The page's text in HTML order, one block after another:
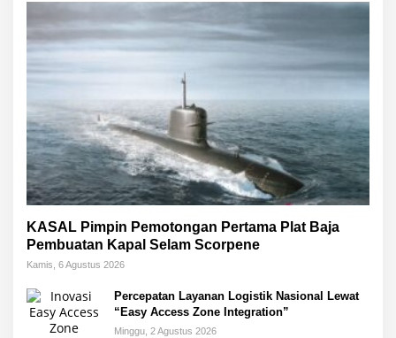
KASAL Pimpin Pemotongan Pertama Plat Baja
Pembuatan Kapal Selam Scorpene
Kamis, 6 Agustus 2026
Percepatan Layanan Logistik Nasional Lewat
“Easy Access Zone Integration”
Minggu, 2 Agustus 2026